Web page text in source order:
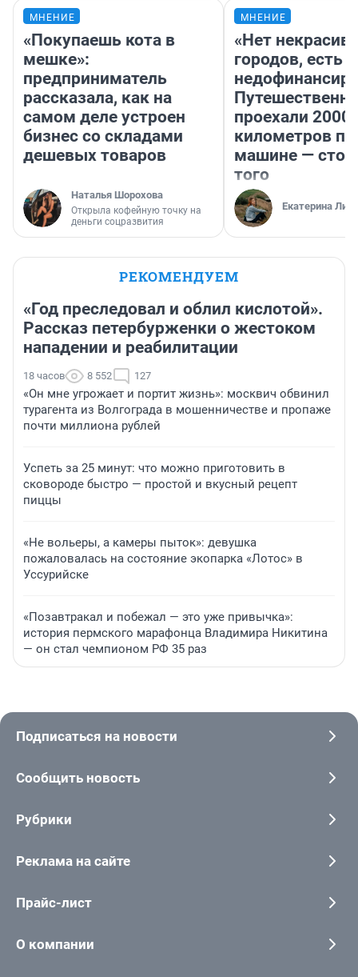
МНЕНИЕ
«Покупаешь кота в
мешке»:
предприниматель
рассказала, как на
самом деле устроен
бизнес со складами
дешевых товаров
Наталья Шорохова
Открыла кофейную точку на
деньги соцразвития
МНЕНИЕ
«Нет
городов, есть
проехали 2000
километров по
машине —
того
Екатерина
РЕКОМЕНДУЕМ
«Год преследовал и облил кислотой».
Рассказ петербурженки о жестоком
нападении и реабилитации
18 часов 8 552 127
«Он мне угрожает и портит жизнь»: москвич обвинил
турагента из Волгограда в мошенничестве и пропаже
почти миллиона рублей
Успеть за 25 минут: что можно приготовить в
сковороде быстро — простой и вкусный рецепт
пиццы
«Не вольеры, а камеры пыток»: девушка
пожаловалась на состояние экопарка «Лотос» в
Уссурийске
«Позавтракал и побежал — это уже привычка»:
история пермского марафонца Владимира Никитина
— он стал чемпионом РФ 35 раз
Подписаться на новости
Сообщить новость
Рубрики
Реклама на сайте
Прайс-лист
О компании